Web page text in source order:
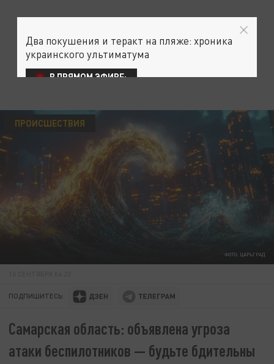
ФОТО: ЦАРЬГРАД
ПРОИСШЕСТВИЯ
ПОДПИШИТЕСЬ:
Самарская область: объявлена угроза
атаки беспилотников — будьте бдительны
Два покушения и теракт на пляже: хроника
украинского ультиматума
В ПРЯМОМ ЭФИРЕ: